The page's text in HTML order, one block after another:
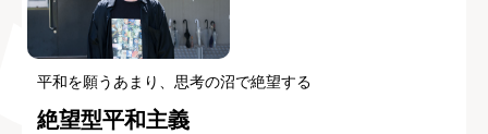
平和を願うあまり、思考の沼で絶望する
絶望型平和主義